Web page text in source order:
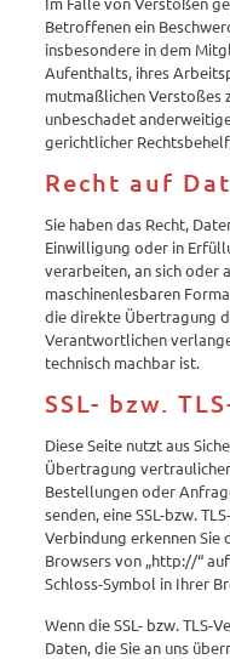
Betroffenen ein
insbesondere in dem
Aufenthalts, ihres
mutmaßlichen Verstoßes
unbeschadet
gerichtlicher
Recht auf
Sie haben das Recht,
Einwilligung oder in
verarbeiten, an sich oder
maschinenlesbaren
die direkte Übertragung
Verantwortlichen
technisch machbar ist.
SSL- bzw.
Diese Seite nutzt aus
Übertragung
Bestellungen oder
senden, eine SSL-bzw.
Verbindung erkennen Sie
Browsers von „http://“
Schloss-Symbol in Ihrer
Wenn die SSL- bzw. TLS-
Daten, die Sie an uns